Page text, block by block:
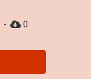
- 0